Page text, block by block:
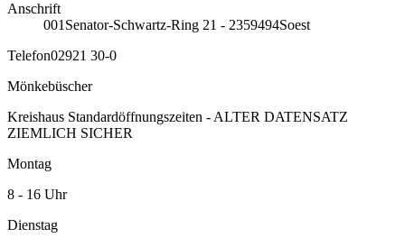
Anschrift
001Senator-Schwartz-Ring 21 - 2359494Soest
Telefon02921 30-0
Mönkebüscher
Kreishaus Standardöffnungszeiten - ALTER DATENSATZ
ZIEMLICH SICHER
Montag
8 - 16 Uhr
Dienstag